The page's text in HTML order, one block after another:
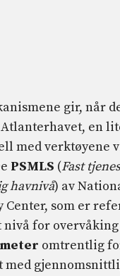
gir, når
en
med verktøyene
PSMLS (Fast
havnivå) av
Center, som er
for overvåking
omtrentlig
med